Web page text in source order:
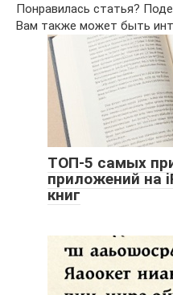
Понравилась статья?
Вам также может быть
ТОП-5 самых
приложений на
книг